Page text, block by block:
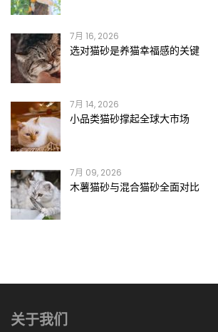
7月 16, 2026
选对猫砂是养猫幸福感的关键
7月 14, 2026
小品类猫砂撑起全球大市场
7月 09, 2026
木薯猫砂与混合猫砂全面对比
关于我们